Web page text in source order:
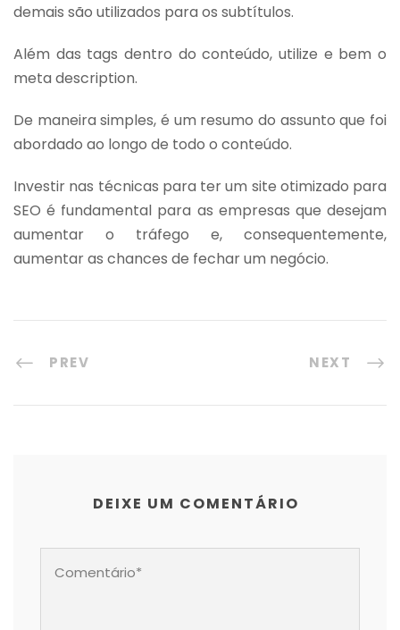
demais são utilizados para os subtítulos.
Além das tags dentro do conteúdo, utilize e bem o
meta description.
De maneira simples, é um resumo do assunto que foi
abordado ao longo de todo o conteúdo.
Investir nas técnicas para ter um site otimizado para
SEO é fundamental para as empresas que desejam
aumentar o tráfego e, consequentemente,
aumentar as chances de fechar um negócio.
PREV NEXT
DEIXE UM COMENTÁRIO